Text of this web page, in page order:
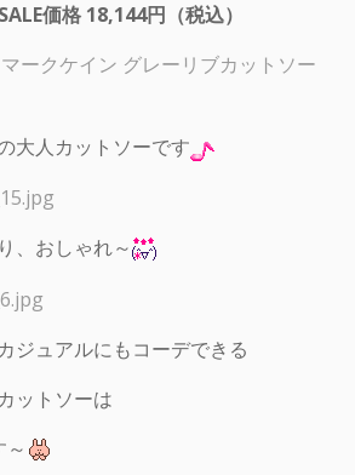
SALE価格 18,144円（税込）
ークケイン グレーリブカットソー
大人カットソーです
、おしゃれ～
ジュアルにもコーデできる
ットソーは